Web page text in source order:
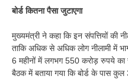
बोर्ड कितना पैसा जुटाएगा
मुख्यमंत्री ने कहा कि इन संपत्तियों की
ताकि अधिक से अधिक लोग नीलामी में
6 महीनों में लगभग 550 करोड़ रुपये का
बैठक में बताया गया कि बोर्ड के पास